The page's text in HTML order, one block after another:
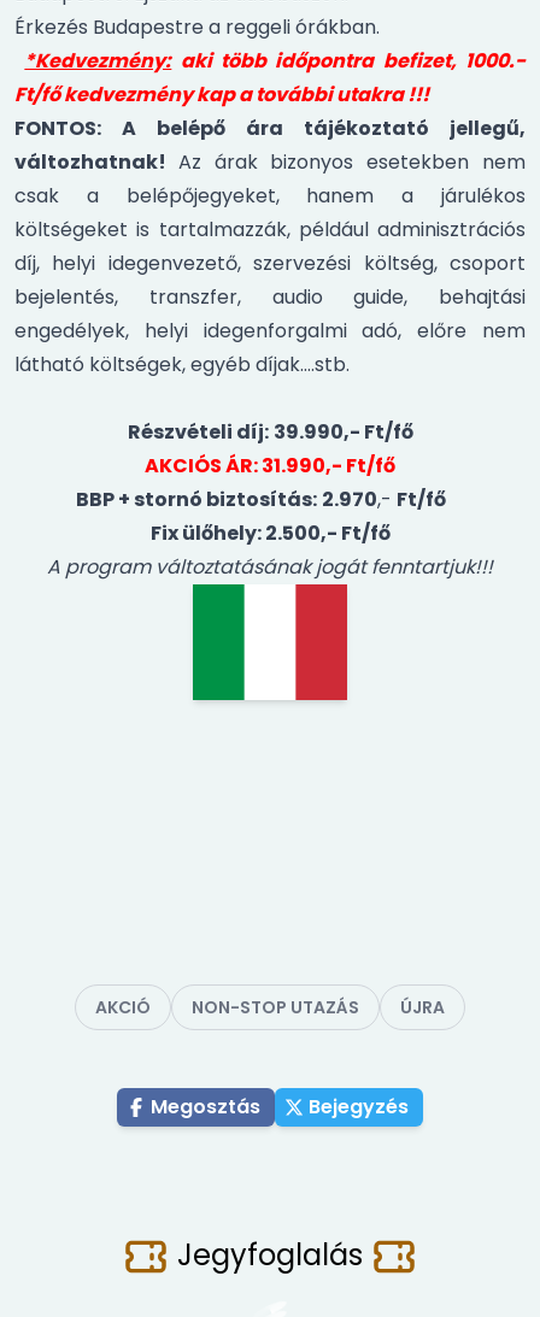
Érkezés Budapestre a reggeli órákban.
*Kedvezmény:aki több időpontra befizet, 1000.-
Ft/fő kedvezmény kap a további utakra !!!
FONTOS: A belépő ára tájékoztató jellegű,
változhatnak! Az árak bizonyos esetekben nem
csak a belépőjegyeket, hanem a járulékos
költségeket is tartalmazzák, például adminisztrációs
díj, helyi idegenvezető, szervezési költség, csoport
bejelentés, transzfer, audio guide, behajtási
engedélyek, helyi idegenforgalmi adó, előre nem
látható költségek, egyéb díjak….stb.
Részvételi díj: 39.990,- Ft/fő
AKCIÓS ÁR: 31.990,- Ft/fő
BBP + stornó biztosítás: 2.970,- Ft/fő
Fix ülőhely: 2.500,- Ft/fő
A program változtatásának jogát fenntartjuk!!!
AKCIÓ NON-STOP UTAZÁS ÚJRA
Megosztás Bejegyzés
Jegyfoglalás